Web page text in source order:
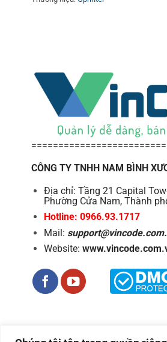
CÔNG TY TNHH NAM BÌNH
Địa chỉ: Tầng 21 Capital
Phường Cửa Nam, Thành
Hotline: 0966.93.1717
Mail:
Website: